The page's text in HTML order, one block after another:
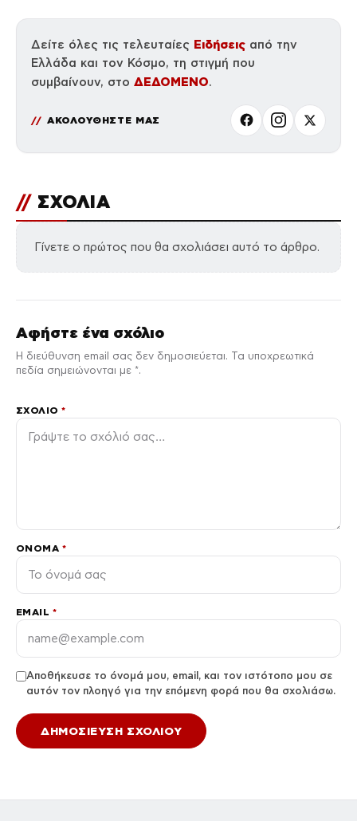
Δείτε όλες τις τελευταίες Ειδήσεις από την
Ελλάδα και τον Κόσμο, τη στιγμή που
συμβαίνουν, στο ΔΕΔΟΜΕΝΟ.
ΑΚΟΛΟΥΘΗΣΤΕ ΜΑΣ
// ΣΧΟΛΙΑ
Γίνετε ο πρώτος που θα σχολιάσει αυτό το άρθρο.
Αφήστε ένα σχόλιο
Η διεύθυνση email σας δεν δημοσιεύεται. Τα υποχρεωτικά
πεδία σημειώνονται με *.
ΣΧΌΛΙΟ*
ΌΝΟΜΑ *
EMAIL *
Αποθήκευσε το όνομά μου, email, και τον ιστότοπο μου σε
αυτόν τον πλοηγό για την επόμενη φορά που θα σχολιάσω.